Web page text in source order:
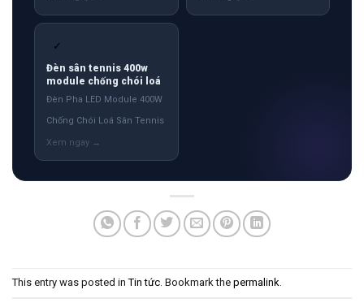
✓
Đèn sân tennis 400w
module chống chói loá
Đèn Pha LED Module 400W
Chống Chói Loá Sân Tennis
This entry was posted inTin tức . Bookmark the permalink